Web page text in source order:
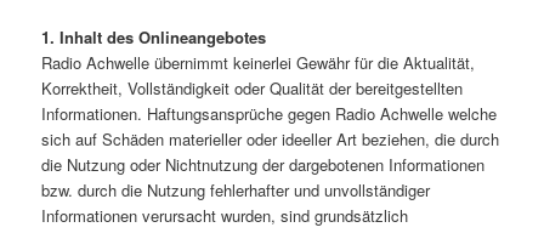
1. Inhalt des Onlineangebotes
Radio Achwelle übernimmt keinerlei Gewähr für die Aktualität,
Korrektheit, Vollständigkeit oder Qualität der bereitgestellten
Informationen. Haftungsansprüche gegen Radio Achwelle welche
sich auf Schäden materieller oder ideeller Art beziehen, die durch
die Nutzung oder Nichtnutzung der dargebotenen Informationen
bzw. durch die Nutzung fehlerhafter und unvollständiger
Informationen verursacht wurden, sind grundsätzlich